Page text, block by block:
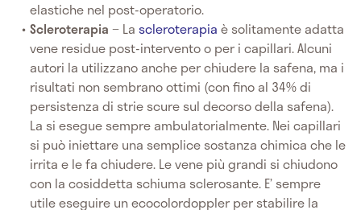
elastiche nel post-operatorio.
Scleroterapia− Lascleroterapia è solitamente adatta
vene residue post-intervento o per i capillari. Alcuni
autori la utilizzano anche per chiudere la safena, ma i
risultati non sembrano ottimi (con fino al 34% di
persistenza di strie scure sul decorso della safena).
La si esegue sempre ambulatorialmente. Nei capillari
si può iniettare una semplice sostanza chimica che le
irrita e le fa chiudere. Le vene più grandi si chiudono
con la cosiddetta schiuma sclerosante. E’ sempre
utile eseguire un ecocolordoppler per stabilire la